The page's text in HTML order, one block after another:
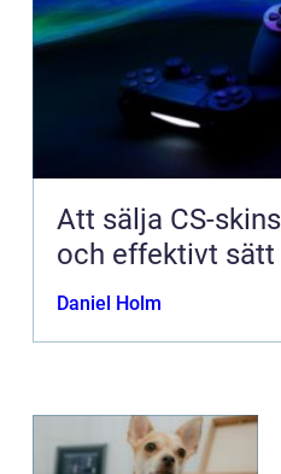
Att sälja CS-
och effektivt sätt
Daniel Holm